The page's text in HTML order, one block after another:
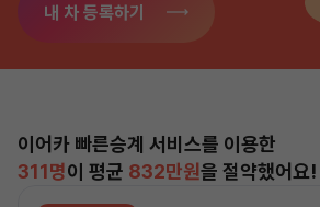
내 차 등록하기
이어카 빠른승계 서비스를 이용한
311명이 평균 832만원을 절약했어요!